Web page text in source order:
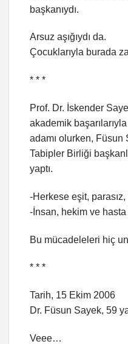
başkanıydı.
Arsuz aşığıydı da.
Çocuklarıyla burada
* * *
Prof. Dr. İskender
akademik
adamı olurken, Füsun
Tabipler Birliği
yaptı.
-Herkese eşit,
-İnsan, hekim ve hasta
Bu mücadeleleri hiç
* * *
Tarih, 15 Ekim 2006
Dr. Füsun Sayek, 59
Veee…